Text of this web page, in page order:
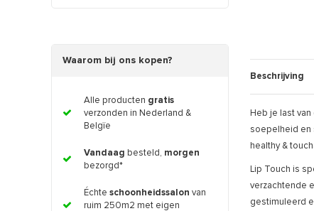
Waarom bij ons kopen?
Alle producten gratis
verzonden in Nederland &
Belgïe
Vandaag besteld, morgen
bezorgd*
Échte schoonheidssalon van
ruim 250m2 met eigen
Beschrijving
Heb je last
soepelheid en
healthy &
Lip Touch is
verzachtende
gestimuleerd